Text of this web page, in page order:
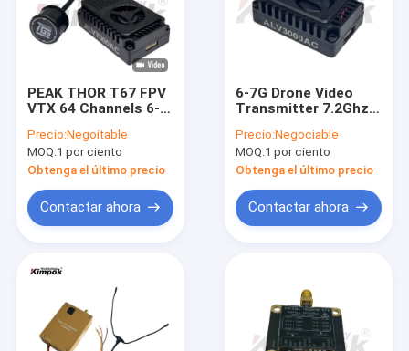
PEAK THOR T67 FPV
VTX 64 Channels 6-
Video Transmitter
for RC Drone
Precio:Negoitable
MOQ:1 por ciento
Obtenga el último precio
Contactar ahora
6-7G Drone Video
Transmitter 7.2Ghz
ALV3000AC FPV VTX
for RC Drone
Precio:Negociable
MOQ:1 por ciento
Obtenga el último precio
Contactar ahora